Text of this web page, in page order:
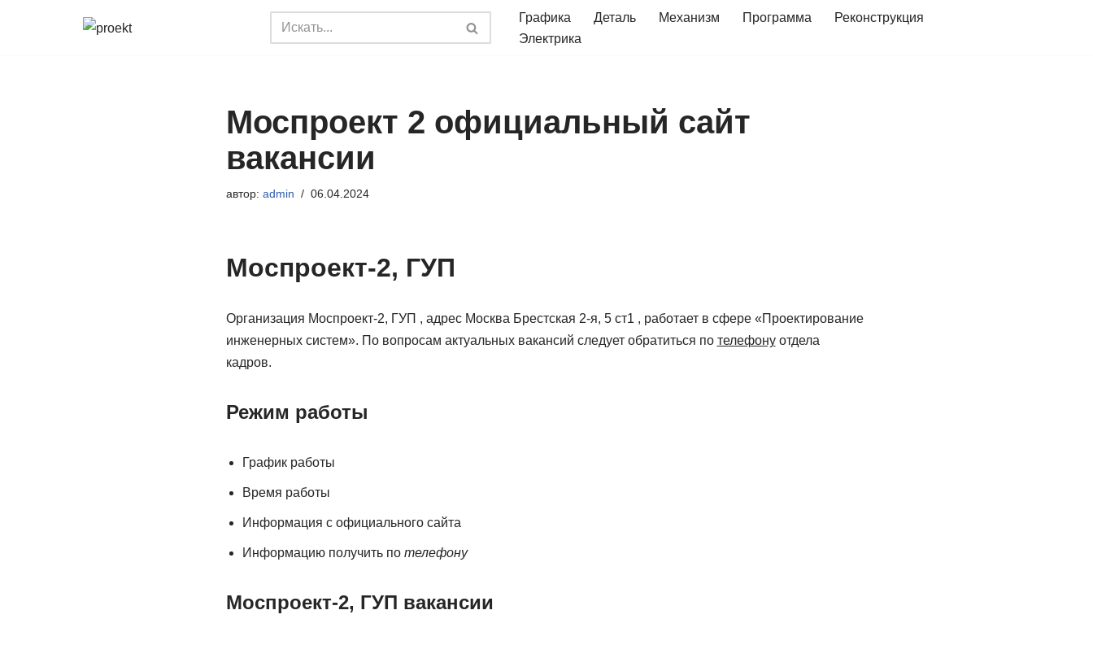
Графика Деталь Механизм Программа
Реконструкция
Электрика
Моспроект 2 официальный сайт
вакансии
автор: admin 06.04.2024
Моспроект-2, ГУП
Организация Моспроект-2, ГУП , адрес Москва Брестская 2-я, 5 ст1 , работает в сфере «Проектирование
инженерных систем». По вопросам актуальных вакансий следует обратиться по телефонуотдела
кадров.
Режим работы
График работы
Время работы
Информация с официального сайта
Информацию получить по телефону
Моспроект-2, ГУП вакансии